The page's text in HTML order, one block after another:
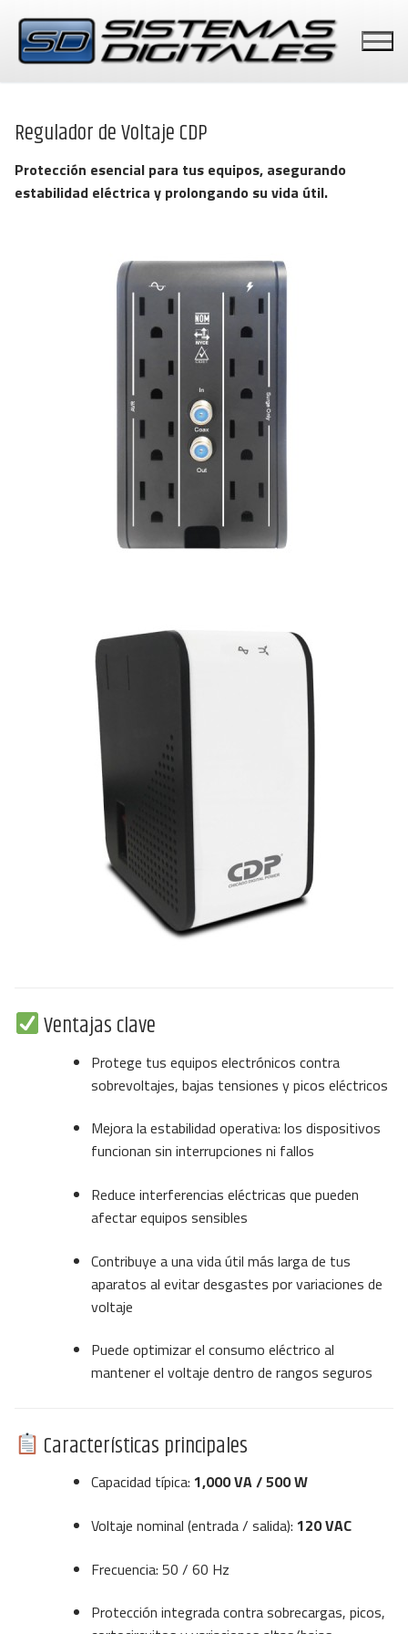
contenido
PUNTOS DE VENTA
BASCULAS
PAGOS CON TARJETAS
SOPORTE TÉCNICO
Buscar:
Regulador de Voltaje CDP
Protección esencial para tus equipos, asegurando
estabilidad eléctrica y prolongando su vida útil.
Ventajas clave
Protege tus equipos electrónicos contra
sobrevoltajes, bajas tensiones y picos eléctricos
Mejora la estabilidad operativa: los dispositivos
funcionan sin interrupciones ni fallos
Reduce interferencias eléctricas que pueden
afectar equipos sensibles
Contribuye a una vida útil más larga de tus
aparatos al evitar desgastes por variaciones de
voltaje
Puede optimizar el consumo eléctrico al
mantener el voltaje dentro de rangos seguros
Características principales
Capacidad típica: 1,000 VA / 500 W
Voltaje nominal (entrada / salida): 120 VAC
Frecuencia: 50 / 60 Hz
Protección integrada contra sobrecargas, picos,